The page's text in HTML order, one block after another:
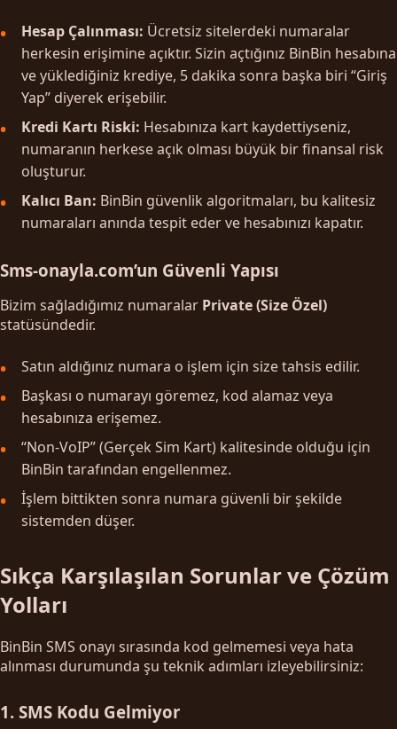
Hesap Çalınması: Ücretsiz sitelerdeki numaralar
herkesin erişimine açıktır. Sizin açtığınız BinBin hesabına
ve yüklediğiniz krediye, 5 dakika sonra başka biri “Giriş
Yap” diyerek erişebilir.
Kredi Kartı Riski: Hesabınıza kart kaydettiyseniz,
numaranın herkese açık olması büyük bir finansal risk
oluşturur.
Kalıcı Ban: BinBin güvenlik algoritmaları, bu kalitesiz
numaraları anında tespit eder ve hesabınızı kapatır.
Sms-onayla.com’un Güvenli Yapısı
Bizim sağladığımız numaralar Private (Size Özel)
statüsündedir.
Satın aldığınız numara o işlem için size tahsis edilir.
Başkası o numarayı göremez, kod alamaz veya
hesabınıza erişemez.
“Non-VoIP” (Gerçek Sim Kart) kalitesinde olduğu için
BinBin tarafından engellenmez.
İşlem bittikten sonra numara güvenli bir şekilde
sistemden düşer.
Sıkça Karşılaşılan Sorunlar ve Çözüm
Yolları
BinBin SMS onayı sırasında kod gelmemesi veya hata
alınması durumunda şu teknik adımları izleyebilirsiniz:
1. SMS Kodu Gelmiyor